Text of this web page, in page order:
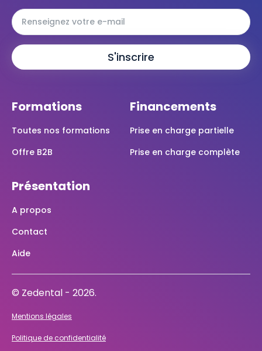
Formations
Toutes nos formations
Offre B2B
Financements
Prise en charge partielle
Prise en charge complète
Présentation
A propos
Contact
Aide
© Zedental - 2026.
Mentions légales
Politique de confidentialité